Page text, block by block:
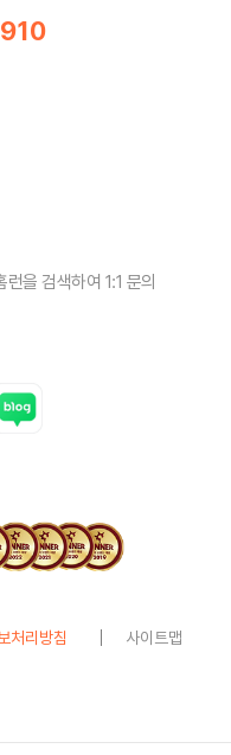
런을 검색하여 1:1 문의
처리방침
사이트맵